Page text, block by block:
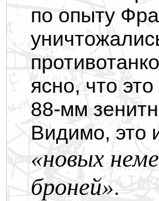
по опыту
ясно, что
88-мм
Видимо, это
«новых
броней».